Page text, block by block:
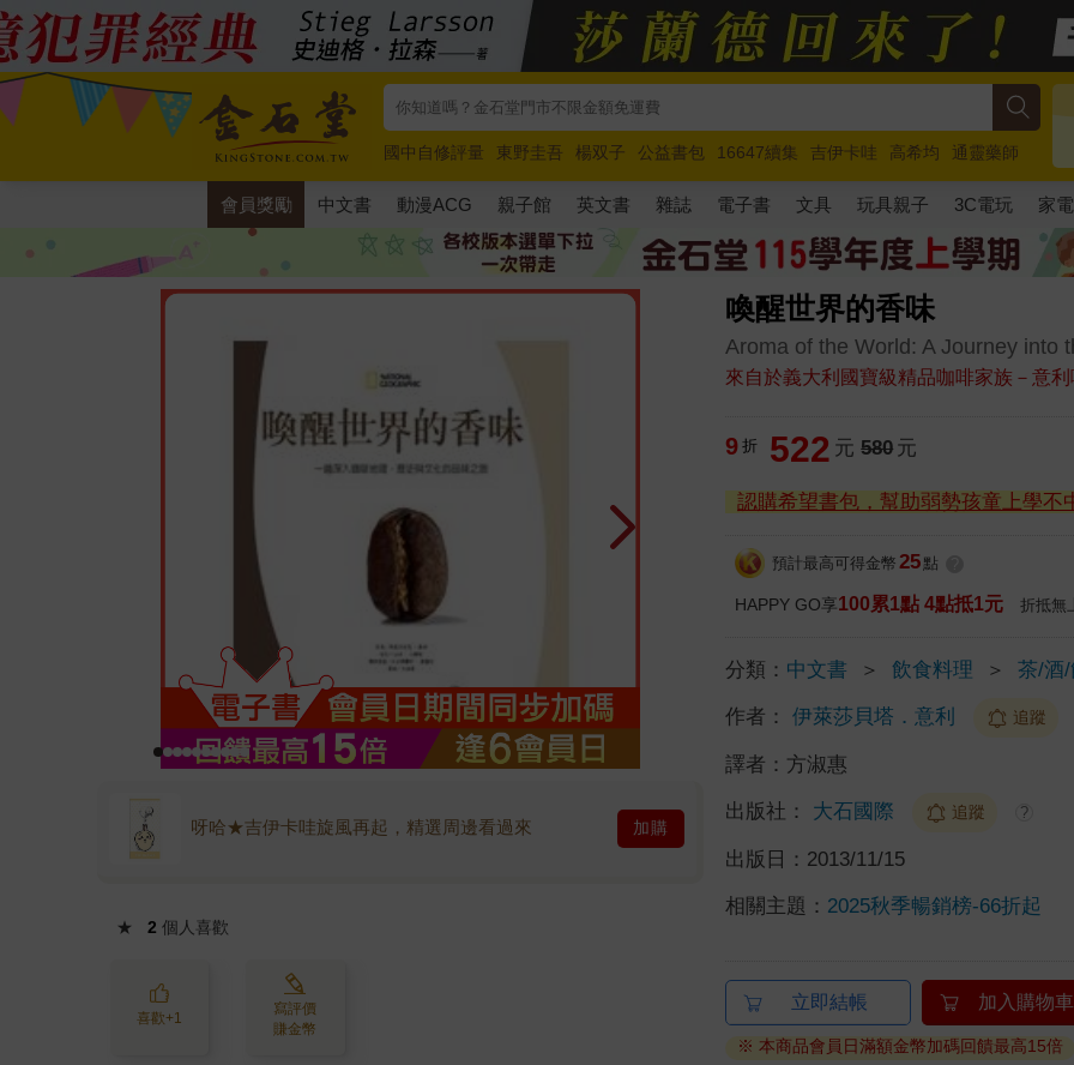
國中自修評量 東野圭吾 楊双子 公益書包 16647續集 吉伊卡哇 高希均
通靈藥師
唯紅花綻放
奧德賽 路邊攤新作 馬斯克 玩具總動員5 超慢跑
會員獎勵 中文書 動漫ACG 親子館 英文書 雜誌 電子書 文具 玩具親子 3C電玩 家電
喚醒世界的香味
Aroma of the World: A Journey into
來自於義大利國寶級精品咖啡家族－意
呀哈★吉伊卡哇旋風再起，精選周邊看過來 加購
★ 2 個人喜歡
喜歡+1
寫評價
賺金幣
9 折 522 元 580 元
認購希望書包，幫助弱勢孩童上學不
預計最高可得金幣 25 點
HAPPY GO享100累1點 4點抵1元 折抵無
分類： 中文書 ＞ 飲食料理 ＞ 茶/酒
作者： 伊萊莎貝塔．意利 追蹤
譯者： 方淑惠
出版社： 大石國際 追蹤 ?
出版日： 2013/11/15
相關主題： 2025秋季暢銷榜-66折起
立即結帳 加入購物車
※ 本商品會員日滿額金幣加碼回饋最高15倍